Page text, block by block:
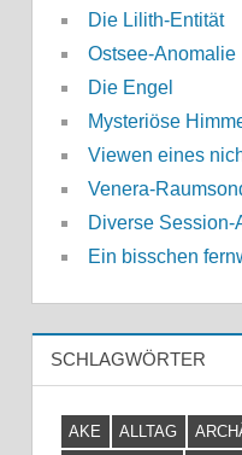
Die Lilith-Entität
Ostsee-Anomalie
Die Engel
Mysteriöse
Viewen eines
Venera-
Diverse Session-
Ein bisschen
SCHLAGWÖRTER
AKE ALLTAG